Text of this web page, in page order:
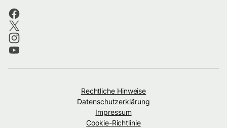
Rechtliche Hinweise
Datenschutzerklärung
Impressum
Cookie-Richtlinie